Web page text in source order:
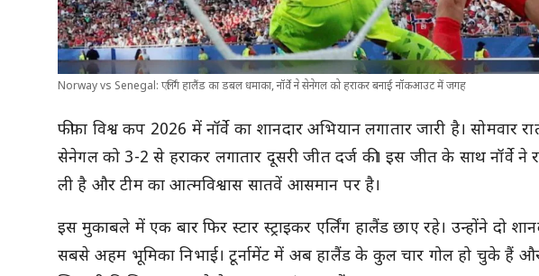
Norway vs Senegal: एर्लिंग हालैंड का डबल धमाका, नॉर्वे ने सेनेगल को हराकर बनाई नॉकआउट में जगह
फीफा विश्व कप 2026 में नॉर्वे का शानदार अभियान लगातार जारी है।
सेनेगल को 3-2 से हराकर लगातार दूसरी जीत दर्ज की। इस जीत के साथ
ली है और टीम का आत्मविश्वास सातवें आसमान पर है।
इस मुकाबले में एक बार फिर स्टार स्ट्राइकर एर्लिंग हालैंड छाए रहे। उन्होंने दो
सबसे अहम भूमिका निभाई। टूर्नामेंट में अब हालैंड के कुल चार गोल हो चुके हैं और